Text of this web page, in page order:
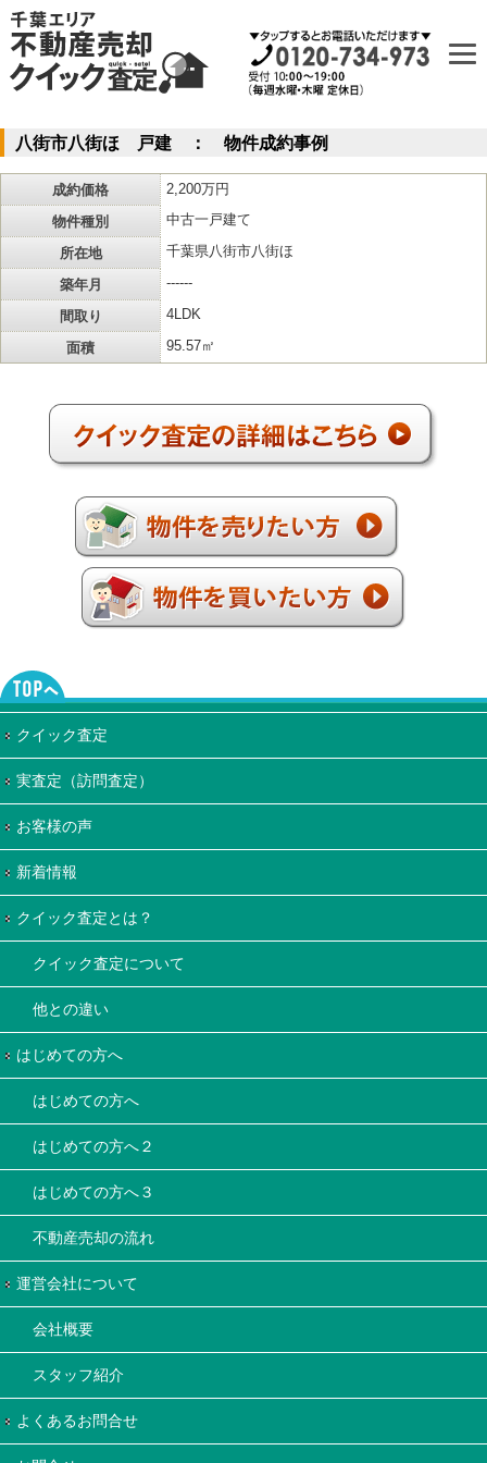
八街市八街ほ 戸建 ： 物件成約事例
成約価格 2,200万円
物件種別 中古一戸建て
所在地 千葉県八街市八街ほ
築年月 ------
間取り 4LDK
面積 95.57㎡
クイック査定
実査定（訪問査定）
お客様の声
新着情報
クイック査定とは？
クイック査定について
他との違い
はじめての方へ
はじめての方へ
はじめての方へ２
はじめての方へ３
不動産売却の流れ
運営会社について
会社概要
スタッフ紹介
よくあるお問合せ